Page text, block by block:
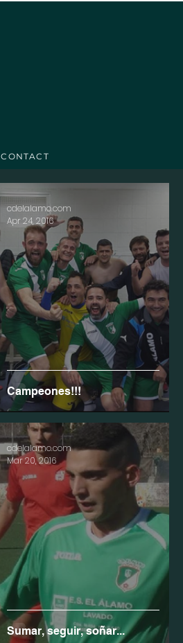
CONTACT
Campeones!!!
cdelalamo.com
Apr 24, 2016
Sumar, seguir, soñar...
cdelalamo.com
Mar 20, 2016